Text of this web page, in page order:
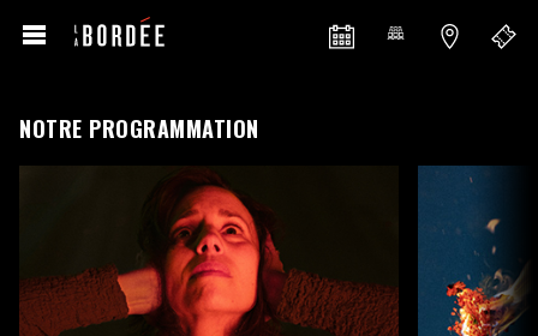
NOTRE PROGRAMMATION